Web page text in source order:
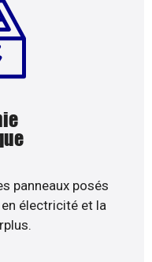
panneaux posés
électricité et la